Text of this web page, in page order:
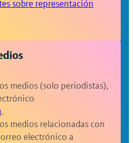
sobre representación
medios (solo periodistas),
.
medios relacionadas con
electrónico a